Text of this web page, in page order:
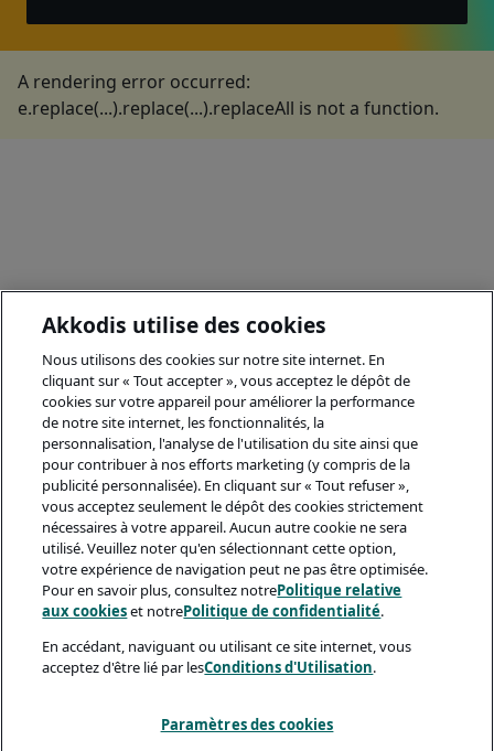
A rendering error occurred:
e.replace(...).replace(...).replaceAll is not a function.
Akkodis utilise des cookies
Nous utilisons des cookies sur notre site internet. En
cliquant sur « Tout accepter », vous acceptez le dépôt de
cookies sur votre appareil pour améliorer la performance
de notre site internet, les fonctionnalités, la
personnalisation, l'analyse de l'utilisation du site ainsi que
pour contribuer à nos efforts marketing (y compris de la
publicité personnalisée). En cliquant sur « Tout refuser »,
vous acceptez seulement le dépôt des cookies strictement
nécessaires à votre appareil. Aucun autre cookie ne sera
utilisé. Veuillez noter qu'en sélectionnant cette option,
votre expérience de navigation peut ne pas être optimisée.
Pour en savoir plus, consultez notrePolitique relative
aux cookieset notrePolitique de confidentialité.
En accédant, naviguant ou utilisant ce site internet, vous
acceptez d'être lié par lesConditions d'Utilisation.
Paramètres des cookies